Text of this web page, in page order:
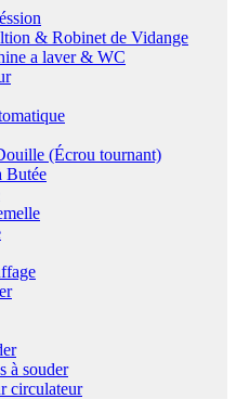
& Robinet de Vidange
a laver & WC
(Écrou tournant)
Butée
à souder
circulateur